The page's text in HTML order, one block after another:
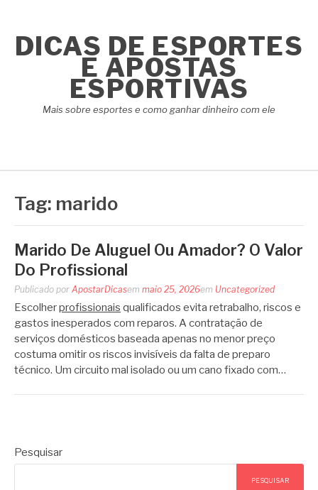
conteúdo
DICAS DE ESPORTES
E APOSTAS
ESPORTIVAS
Mais sobre esportes e como ganhar dinheiro com ele
Tag: marido
Marido De Aluguel Ou Amador? O Valor
Do Profissional
Publicado por ApostarDicasem maio 25, 2026em Uncategorized
Escolherprofissionais qualificados evita retrabalho, riscos e
gastos inesperados com reparos. A contratação de
serviços domésticos baseada apenas no menor preço
costuma omitir os riscos invisíveis da falta de preparo
técnico. Um circuito mal isolado ou um cano fixado com…
Pesquisar
PESQUISAR